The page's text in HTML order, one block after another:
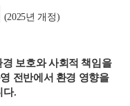
(2025년 개정)
보호와 사회적 책임을
전반에서 환경 영향을
다.